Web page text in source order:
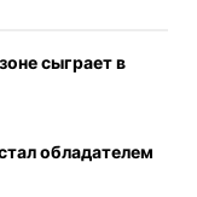
сыграет в
обладателем